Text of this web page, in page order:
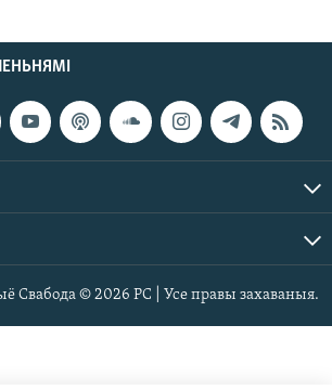
Свабода © 2026 РС | Усе правы захаваныя.